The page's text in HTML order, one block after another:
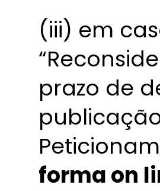
(iii) em
prazo de
forma on